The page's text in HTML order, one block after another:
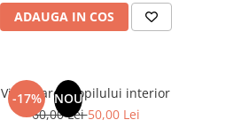
ADAUGA IN COS
-17% NOU
Vindecarea copilului interior
60,00 Lei50,00 Lei